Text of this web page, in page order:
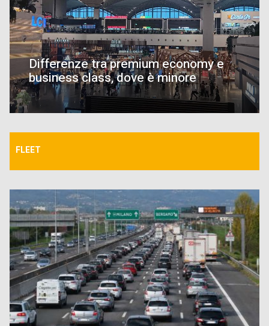
Differenze tra premium economy e
business class, dove è minore
FLEET